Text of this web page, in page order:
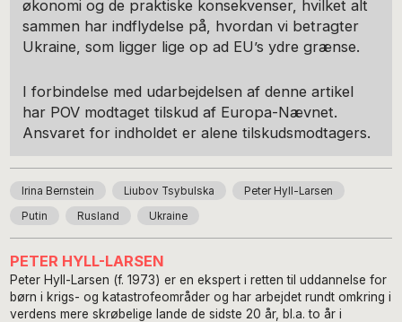
økonomi og de praktiske konsekvenser, hvilket alt
sammen har indflydelse på, hvordan vi betragter
Ukraine, som ligger lige op ad EU’s ydre grænse.
I forbindelse med udarbejdelsen af denne artikel
har POV modtaget tilskud af Europa-Nævnet.
Ansvaret for indholdet er alene tilskudsmodtagers.
Irina Bernstein Liubov Tsybulska Peter Hyll-Larsen
Putin Rusland Ukraine
PETER HYLL-LARSEN
Peter Hyll-Larsen (f. 1973) er en ekspert i retten til uddannelse for
børn i krigs- og katastrofeområder og har arbejdet rundt omkring i
verdens mere skrøbelige lande de sidste 20 år, bl.a. to år i